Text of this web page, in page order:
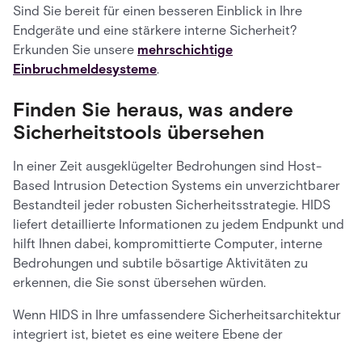
Sind Sie bereit für einen besseren Einblick in Ihre
Endgeräte und eine stärkere interne Sicherheit?
Erkunden Sie unsere mehrschichtige
Einbruchmeldesysteme.
Finden Sie heraus, was andere
Sicherheitstools übersehen
In einer Zeit ausgeklügelter Bedrohungen sind Host-
Based Intrusion Detection Systems ein unverzichtbarer
Bestandteil jeder robusten Sicherheitsstrategie. HIDS
liefert detaillierte Informationen zu jedem Endpunkt und
hilft Ihnen dabei, kompromittierte Computer, interne
Bedrohungen und subtile bösartige Aktivitäten zu
erkennen, die Sie sonst übersehen würden.
Wenn HIDS in Ihre umfassendere Sicherheitsarchitektur
integriert ist, bietet es eine weitere Ebene der